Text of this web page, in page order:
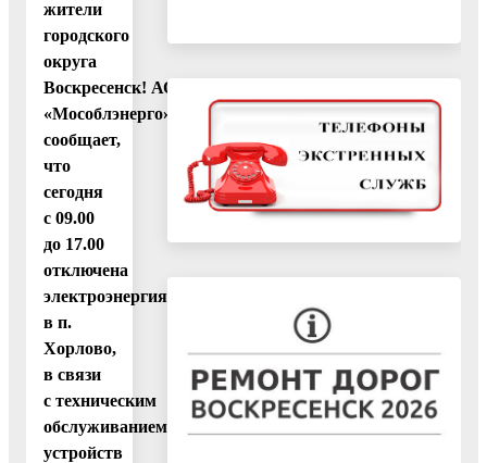
жители
городского
округа
Воскресенск! АО
«Мособлэнерго»
сообщает,
что
сегодня
с 09.00
до 17.00
отключена
электроэнергия
в п.
Хорлово,
в связи
с техническим
обслуживанием
устройств